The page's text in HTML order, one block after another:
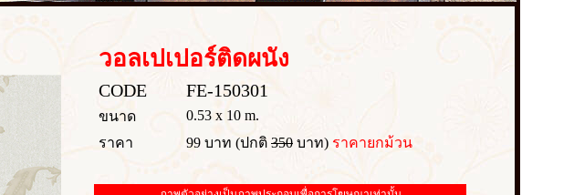
วอลเปเปอร์ติดผนัง
CODE FE-150301
ขนาด
0.53 x 10 m.
ราคา
99 บาท (ปกติ 350 บาท) ราคายกม้วน